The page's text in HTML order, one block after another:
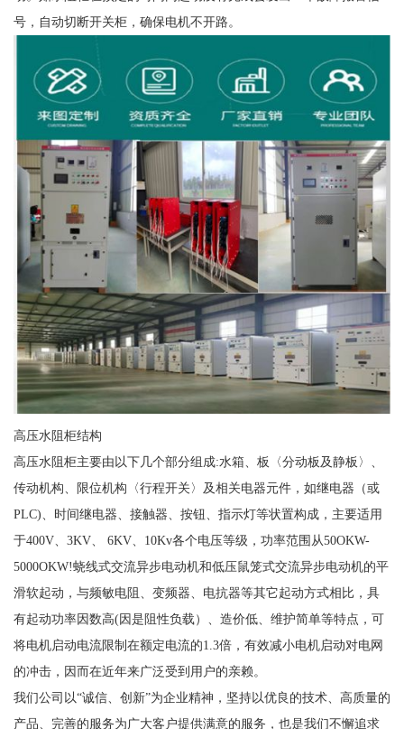
号，自动切断开关柜，确保电机不开路。
高压水阻柜结构
高压水阻柜主要由以下几个部分组成:水箱、板〈分动板及静板〉、
传动机构、限位机构〈行程开关〉及相关电器元件，如继电器（或
PLC)、时间继电器、接触器、按钮、指示灯等状置构成，主要适用
于400V、3KV、 6KV、10Kv各个电压等级，功率范围从50OKW-
5000OKW!蛲线式交流异步电动机和低压鼠笼式交流异步电动机的平
滑软起动，与频敏电阻、变频器、电抗器等其它起动方式相比，具
有起动功率因数高(因是阻性负载）、造价低、维护简单等特点，可
将电机启动电流限制在额定电流的1.3倍，有效减小电机启动对电网
的冲击，因而在近年来广泛受到用户的亲赖。
我们公司以“诚信、创新”为企业精神，坚持以优良的技术、高质量的
产品、完善的服务为广大客户提供满意的服务，也是我们不懈追求